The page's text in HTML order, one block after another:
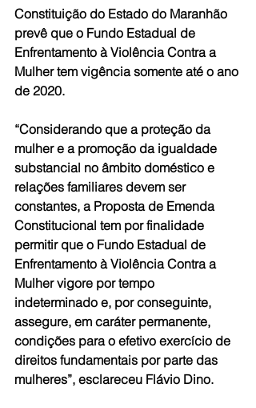
Constituição do Estado do Maranhão
prevê que o Fundo Estadual de
Enfrentamento à Violência Contra a
Mulher tem vigência somente até o ano
de 2020.
“Considerando que a proteção da
mulher e a promoção da igualdade
substancial no âmbito doméstico e
relações familiares devem ser
constantes, a Proposta de Emenda
Constitucional tem por finalidade
permitir que o Fundo Estadual de
Enfrentamento à Violência Contra a
Mulher vigore por tempo
indeterminado e, por conseguinte,
assegure, em caráter permanente,
condições para o efetivo exercício de
direitos fundamentais por parte das
mulheres”, esclareceu Flávio Dino.